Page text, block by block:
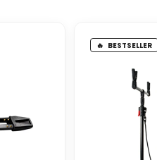
BESTSELLER